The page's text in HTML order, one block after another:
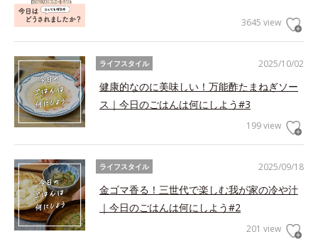
3645 view
2025/10/02
ライフスタイル
健康的なのに美味しい！万能酢たまねぎソー
ス｜今日のごはんは何にしよう#3
199 view
2025/09/18
ライフスタイル
金ゴマ香る！三世代で楽しむ我が家の冷や汁
｜今日のごはんは何にしよう#2
201 view